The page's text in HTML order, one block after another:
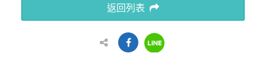
返回列表